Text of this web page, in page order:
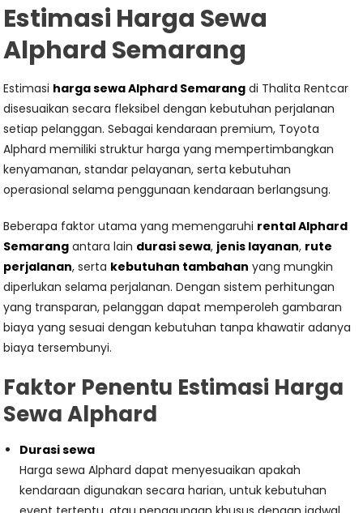
Estimasi Harga Sewa
Alphard Semarang
Estimasi harga sewa Alphard Semarang di Thalita Rentcar
disesuaikan secara fleksibel dengan kebutuhan perjalanan
setiap pelanggan. Sebagai kendaraan premium, Toyota
Alphard memiliki struktur harga yang mempertimbangkan
kenyamanan, standar pelayanan, serta kebutuhan
operasional selama penggunaan kendaraan berlangsung.
Beberapa faktor utama yang memengaruhi rental Alphard
Semarang antara lain durasi sewa, jenis layanan, rute
perjalanan, serta kebutuhan tambahan yang mungkin
diperlukan selama perjalanan. Dengan sistem perhitungan
yang transparan, pelanggan dapat memperoleh gambaran
biaya yang sesuai dengan kebutuhan tanpa khawatir adanya
biaya tersembunyi.
Faktor Penentu Estimasi Harga
Sewa Alphard
Durasi sewa
Harga sewa Alphard dapat menyesuaikan apakah
kendaraan digunakan secara harian, untuk kebutuhan